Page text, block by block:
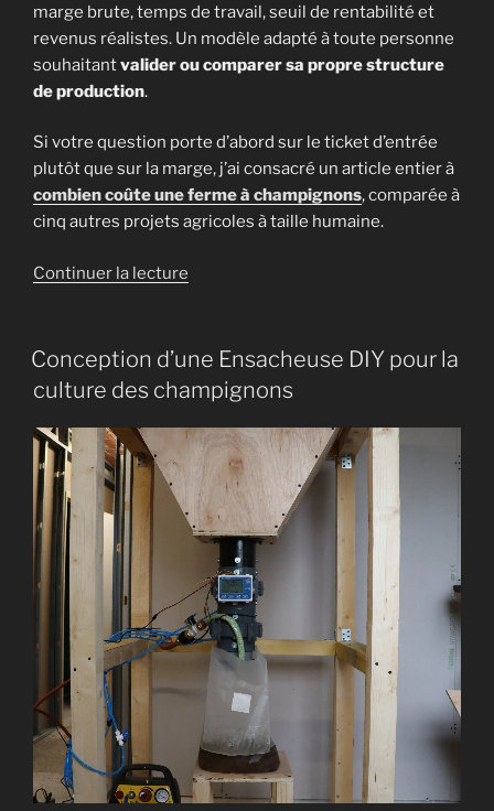
marge brute, temps de travail, seuil de rentabilité et
revenus réalistes. Un modèle adapté à toute personne
souhaitantvalider ou comparer sa propre structure
de production.
Si votre question porte d’abord sur le ticket d’entrée
plutôt que sur la marge, j’ai consacré un article entier à
combien coûte une ferme à champignons, comparée à
cinq autres projets agricoles à taille humaine.
Continuer la lecture
ferme
champignons
:
marges,
seuil
de
rentabilité
revenus
réels »
Conception d’une Ensacheuse DIY pour la
culture des champignons